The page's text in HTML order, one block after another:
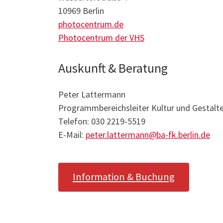
10969 Berlin
photocentrum.de
Photocentrum der VHS
Auskunft & Beratung
Peter Lattermann
Programmbereichsleiter Kultur und
Telefon: 030 2219-5519
E-Mail: peter.lattermann@ba-fk.berlin.de
Information & Buchung